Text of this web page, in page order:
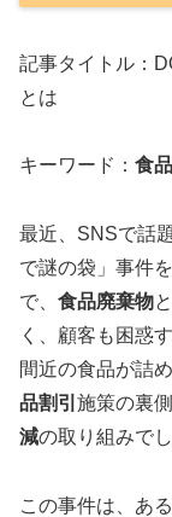
記事タイトル：
とは
キーワード： 食
最近、SNSで話
で謎の袋」事件
で、 食品廃棄物
く、顧客も困惑
間近の食品が詰
品割引 施策の裏
減の取り組みでし
この事件は、あ